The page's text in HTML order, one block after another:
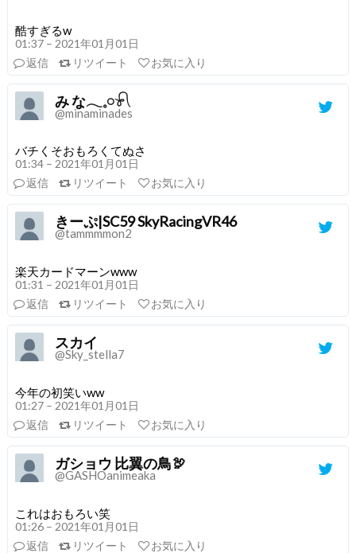
酷すぎるw
01:37 – 2021年01月01日
返信
リツイート お気に入り
み な𓂃𓈒𓏸𓍯
@minaminades
バチくそおもろくてぬさ
01:34 – 2021年01月01日
返信
リツイート お気に入り
きーぷ|SC59 SkyRacingVR46
@tammmmon2
楽天カードマーンwww
01:31 – 2021年01月01日
返信
リツイート お気に入り
スカイ
@Sky_stella7
今年の初笑いww
01:27 – 2021年01月01日
返信
リツイート お気に入り
ガショウ 比翼の鳥🦃
@GASHOanimeaka
これはおもろい笑
01:26 – 2021年01月01日
返信
リツイート お気に入り